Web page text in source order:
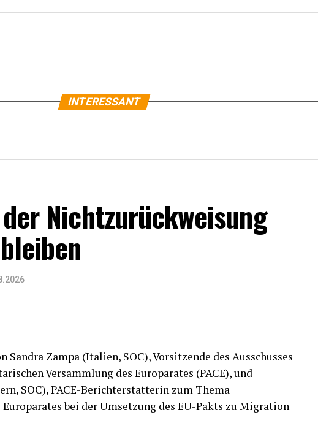
INTERESSANT
Nichtzurückweisung
Sandra Zampa (Italien, SOC), Vorsitzende des Ausschusses
Versammlung des Europarates (PACE), und
SOC), PACE-Berichterstatterin zum Thema
bei der Umsetzung des EU-Pakts zu Migration